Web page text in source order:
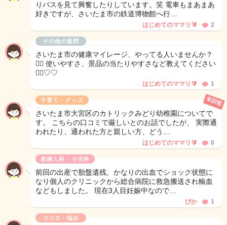
りバスを見て興奮したりしています。笑 電車もまあまあ
好きですが、さいたま市の鉄道博物館へ行…
はじめてのママリ🔰 2
その他の疑問
さいたま市の健康マイレージ、やってる人いませんか？
🚶‍♀️ 使いやすさ、景品の当たりやすさなど教えてください
🙇‍♀️♡♡
はじめてのママリ🔰 1
子育て・グッズ
さいたま市大宮区のカトリックみどり幼稚園についてで
す。 こちらの口コミで厳しいとのお話でしたが、 実際通
われたり、通われた方と親しい方、どう…
未回答
はじめてのママリ🔰 0
産婦人科・小児科
前回の出産で胎盤遺残、かなりの出血でショック状態に
なり個人のクリニックから総合病院に救急搬送され輸血
などもしました。 現在3人目妊娠中なので…
ぴか 1
ココロ・悩み